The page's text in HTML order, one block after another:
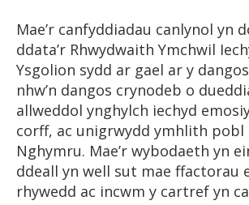
Mae’r canfyddiadau canlynol yn
ddata’r Rhwydwaith Ymchwil
Ysgolion sydd ar gael ar y
nhw’n dangos crynodeb o
allweddol ynghylch iechyd
corff, ac unigrwydd ymhlith pobl
Nghymru. Mae’r wybodaeth yn
ddeall yn well sut mae ffactorau
rhywedd ac incwm y cartref yn